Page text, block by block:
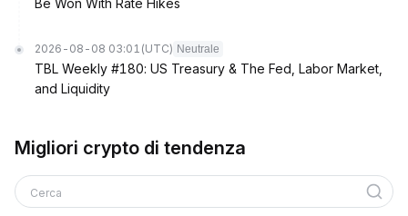
Be Won With Rate Hikes
2026-08-08 03:01 (UTC) Neutrale
TBL Weekly #180: US Treasury & The Fed, Labor Market,
and Liquidity
Migliori crypto di tendenza
Cerca